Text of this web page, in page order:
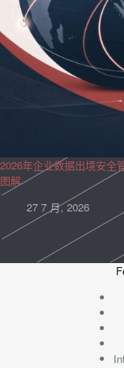
2026年企业数据出境安全
图解
27 7 月, 2026